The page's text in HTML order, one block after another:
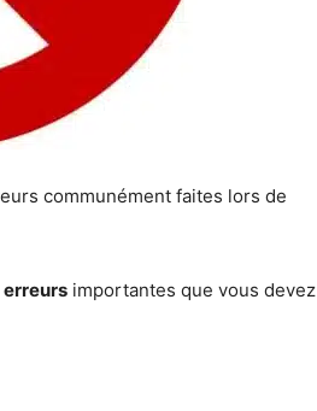
communément faites lors de
erreurs importantes que vous devez